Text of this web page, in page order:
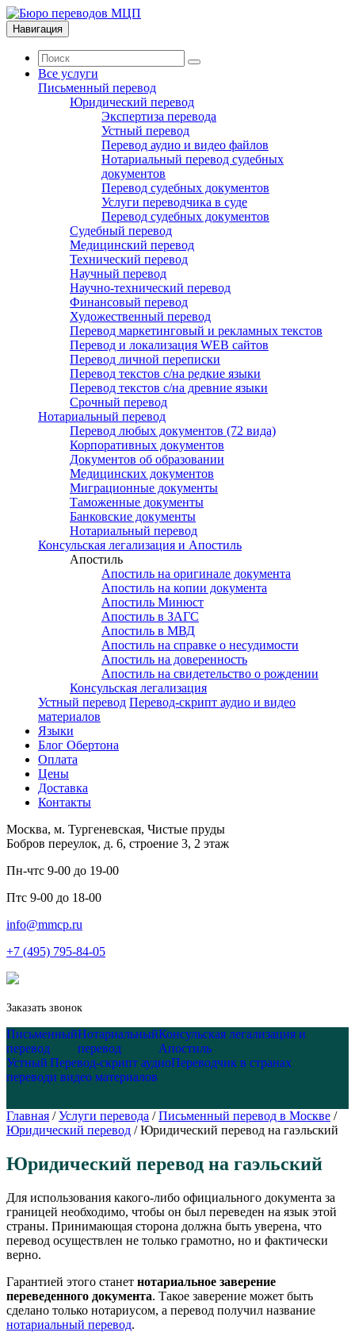
Навигация
Все услуги
Письменный перевод
Юридический перевод
Экспертиза перевода
Устный перевод
Перевод аудио и видео файлов
Нотариальный перевод судебных
документов
Перевод судебных документов
Услуги переводчика в суде
Перевод судебных документов
Судебный перевод
Медицинский перевод
Технический перевод
Научный перевод
Научно-технический перевод
Финансовый перевод
Художественный перевод
Перевод маркетинговый и рекламных текстов
Перевод и локализация WEB сайтов
Перевод личной переписки
Перевод текстов с/на редкие языки
Перевод текстов с/на древние языки
Срочный перевод
Нотариальный перевод
Перевод любых документов (72 вида)
Корпоративных документов
Документов об образовании
Медицинских документов
Миграционные документы
Таможенные документы
Банковские документы
Нотариальный перевод
Консульская легализация и Апостиль
Апостиль
Апостиль на оригинале документа
Апостиль на копии документа
Апостиль Минюст
Апостиль в ЗАГС
Апостиль в МВД
Апостиль на справке о несудимости
Апостиль на доверенность
Апостиль на свидетельство о рождении
Консульская легализация
Устный перевод Перевод-скрипт аудио и видео
материалов
Языки
Блог Обертона
Оплата
Цены
Доставка
Контакты
Москва, м. Тургеневская, Чистые пруды
Бобров переулок, д. 6, строение 3, 2 этаж
Пн-чтс 9-00 до 19-00
Птс 9-00 до 18-00
info@mmcp.ru
+7 (495) 795-84-05
Заказать звонок
Письменный
перевод
Нотариальный
перевод
Консульская легализация и
Апостиль
Устный
перевод
Перевод-скрипт аудио
и видео материалов
Переводчик в странах
Главная / Услуги перевода / Письменный перевод в Москве /
Юридический перевод / Юридический перевод на гаэльский
Юридический перевод на гаэльский
Для использования какого-либо официального документа за
границей необходимо, чтобы он был переведен на язык этой
страны. Принимающая сторона должна быть уверена, что
перевод осуществлен не только грамотно, но и фактически
верно.
Гарантией этого станет нотариальное заверение
переведенного документа. Такое заверение может быть
сделано только нотариусом, а перевод получил название
нотариальный перевод.